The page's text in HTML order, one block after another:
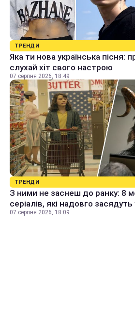
ТРЕНДИ
Яка ти нова українська пісня:
слухай хіт свого настрою
07 серпня 2026, 18:49
ТРЕНДИ
З ними не заснеш до ранку: 8
серіалів, які надовго засядуть
07 серпня 2026, 18:09